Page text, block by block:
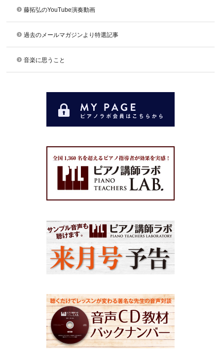
藤拓弘のYouTube演奏動画
過去のメールマガジンより特選記事
音楽に思うこと